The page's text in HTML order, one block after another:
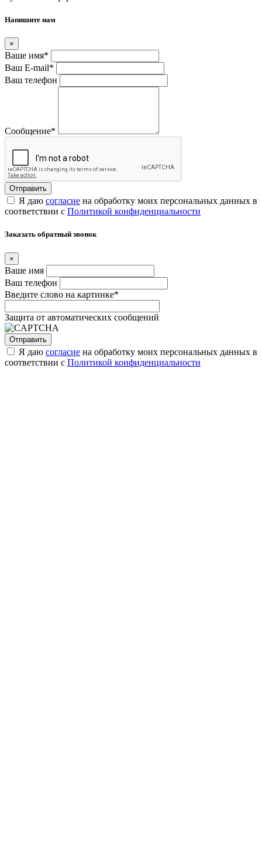
Напишите нам
×
Ваше имя*
Ваш E-mail*
Ваш телефон
Сообщение*
Я даю согласие на обработку моих персональных данных в
соответствии с Политикой конфиденциальности
Заказать обратный звонок
×
Ваше имя
Ваш телефон
Введите слово на картинке*
Защита от автоматических сообщений
Я даю согласие на обработку моих персональных данных в
соответствии с Политикой конфиденциальности